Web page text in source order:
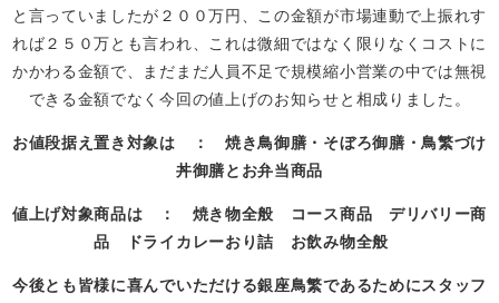
と言っていましたが２００万円、この金額が市場連動で上振れす
れば２５０万とも言われ、これは微細ではなく限りなくコストに
かかわる金額で、まだまだ人員不足で規模縮小営業の中では無視
できる金額でなく今回の値上げのお知らせと相成りました。
お値段据え置き対象は ： 焼き鳥御膳・そぼろ御膳・鳥繁づけ
丼御膳とお弁当商品
値上げ対象商品は ： 焼き物全般 コース商品 デリバリー商
品 ドライカレーおり詰 お飲み物全般
今後とも皆様に喜んでいただける銀座鳥繁であるためにスタッフ